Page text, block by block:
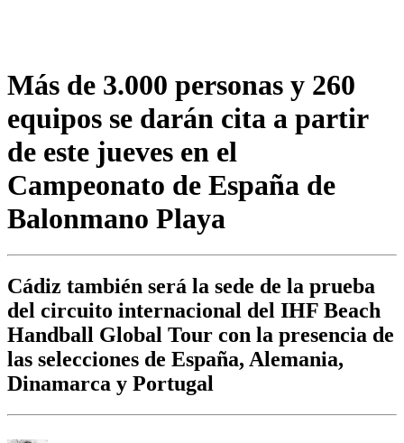
Más de 3.000 personas y 260
equipos se darán cita a partir
de este jueves en el
Campeonato de España de
Balonmano Playa
Cádiz también será la sede de la prueba
del circuito internacional del IHF Beach
Handball Global Tour con la presencia de
las selecciones de España, Alemania,
Dinamarca y Portugal